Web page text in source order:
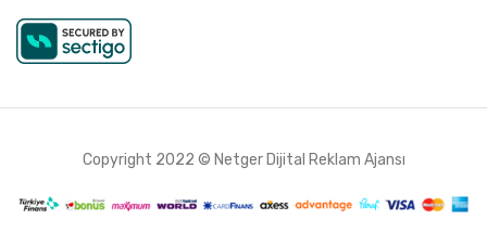
Copyright 2022 © Netger Dijital Reklam Ajansı